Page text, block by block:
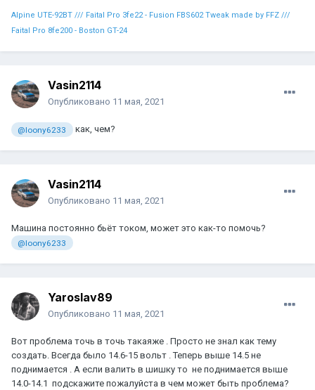
Alpine UTE-92BT /// Faital Pro 3fe22 - Fusion FBS602 Tweak made by FFZ ///
Faital Pro 8fe200 - Boston GT-24
Vasin2114
Опубликовано 11 мая, 2021
@loony6233 как, чем?
Vasin2114
Опубликовано 11 мая, 2021
Машина постоянно бьёт током, может это как-то помочь?
@loony6233
Yaroslav89
Опубликовано 11 мая, 2021
Вот проблема точь в точь такаяже . Просто не знал как тему
создать. Всегда было 14.6-15 вольт . Теперь выше 14.5 не
поднимается . А если валить в шишку то не поднимается выше
14.0-14.1 подскажите пожалуйста в чем может быть проблема?